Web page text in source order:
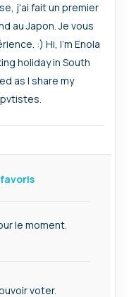
j'ai fait un premier
au Japon. Je vous
:) Hi, I’m Enola
holiday in South
as I share my
le moment.
voter.